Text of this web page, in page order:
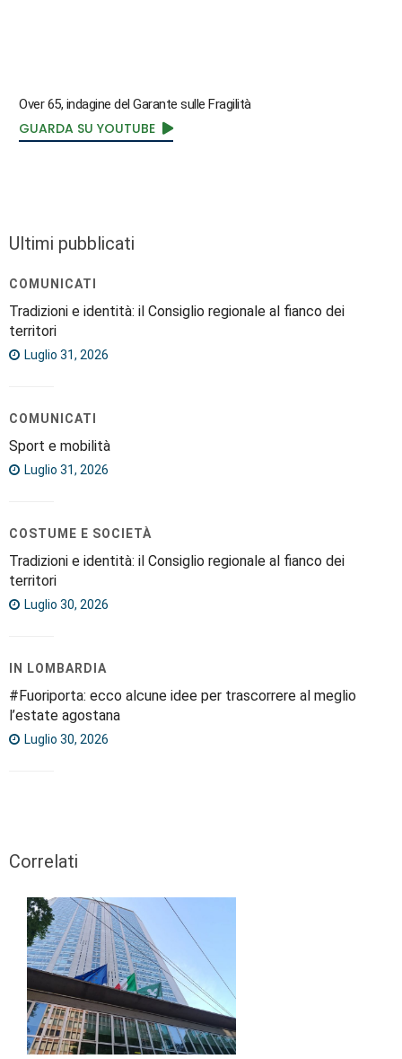
Over 65, indagine del Garante sulle Fragilità
GUARDA SU YOUTUBE
Ultimi pubblicati
COMUNICATI
Tradizioni e identità: il Consiglio regionale al fianco dei
territori
Luglio 31, 2026
COMUNICATI
Sport e mobilità
Luglio 31, 2026
COSTUME E SOCIETÀ
Tradizioni e identità: il Consiglio regionale al fianco dei
territori
Luglio 30, 2026
IN LOMBARDIA
#Fuoriporta: ecco alcune idee per trascorrere al meglio
l’estate agostana
Luglio 30, 2026
Correlati